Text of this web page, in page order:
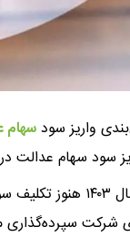
واریز سودسهام
سود سهام عدالت
سپرده‌گذاری